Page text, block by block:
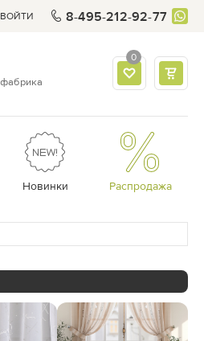
ВОЙТИ 8-495-212-92-77
0
Новинки Распродажа